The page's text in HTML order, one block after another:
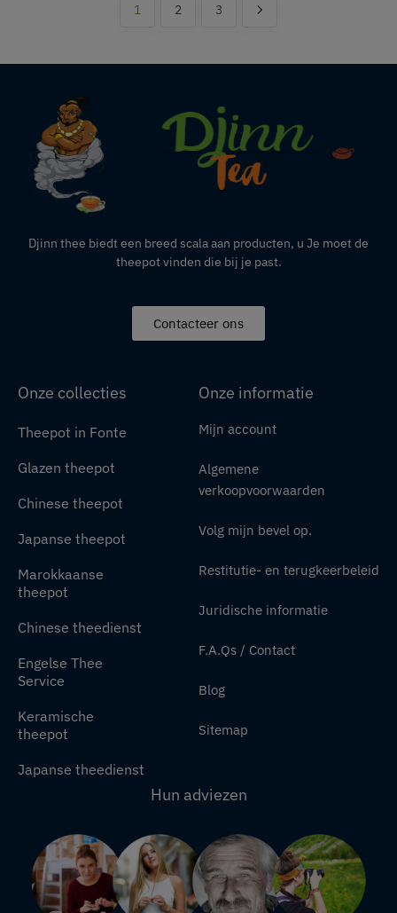
1 2 3
Djinn thee biedt een breed scala aan producten, u Je moet de
theepot vinden die bij je past.
Contacteer ons
Onze collecties
Theepot in Fonte
Glazen theepot
Chinese theepot
Japanse theepot
Marokkaanse
theepot
Chinese theedienst
Engelse Thee
Service
Keramische
theepot
Japanse theedienst
Onze informatie
Mijn account
Algemene
verkoopvoorwaarden
Volg mijn bevel op.
Restitutie- en terugkeerbeleid
Juridische informatie
F.A.Qs / Contact
Blog
Sitemap
Hun adviezen